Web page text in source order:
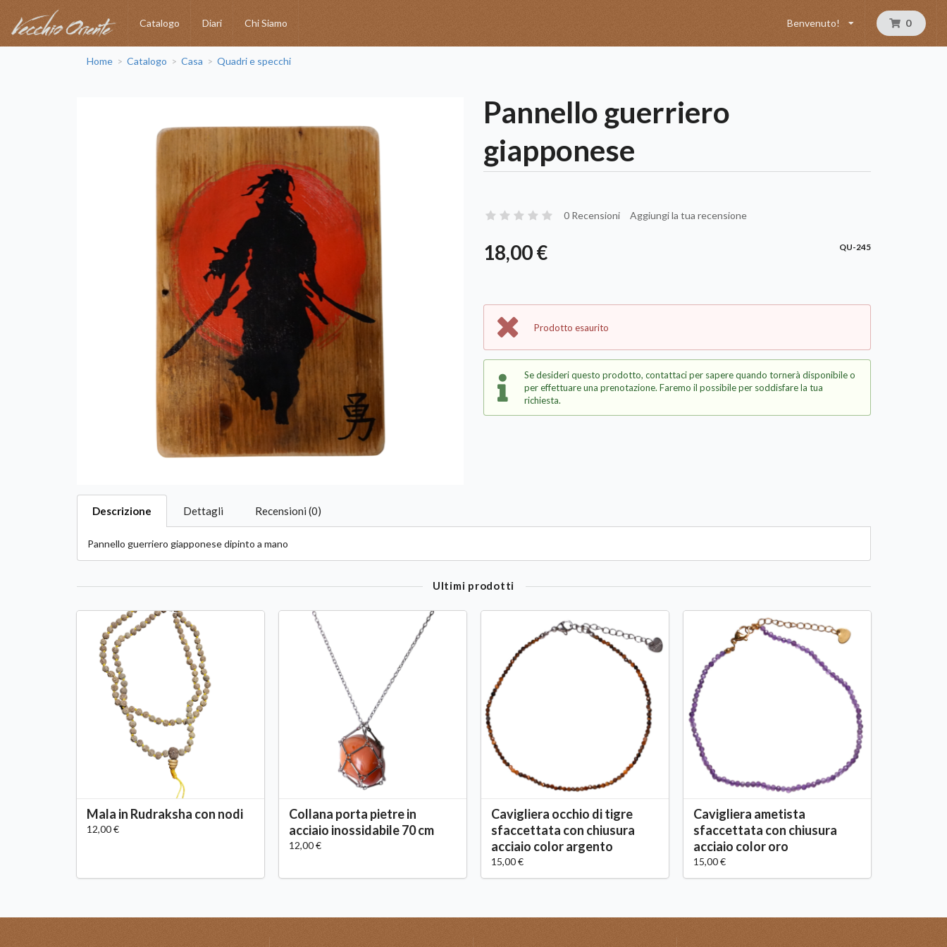
Catalogo Diari Chi Siamo Benvenuto! 0
Home > Catalogo > Casa > Quadri e specchi
Pannello guerriero
giapponese
0 Recensioni Aggiungi la tua recensione
18,00 € QU-245
Prodotto esaurito
Se desideri questo prodotto, contattaci per sapere quando tornerà disponibile o
per effettuare una prenotazione. Faremo il possibile per soddisfare la tua
richiesta.
Descrizione Dettagli Recensioni (0)
Pannello guerriero giapponese dipinto a mano
Ultimi prodotti
Mala in Rudraksha con nodi
12,00 €
Collana porta pietre in
acciaio inossidabile 70 cm
12,00 €
Cavigliera occhio di tigre
sfaccettata con chiusura
acciaio color argento
15,00 €
Cavigliera ametista
sfaccettata con chiusura
acciaio color oro
15,00 €